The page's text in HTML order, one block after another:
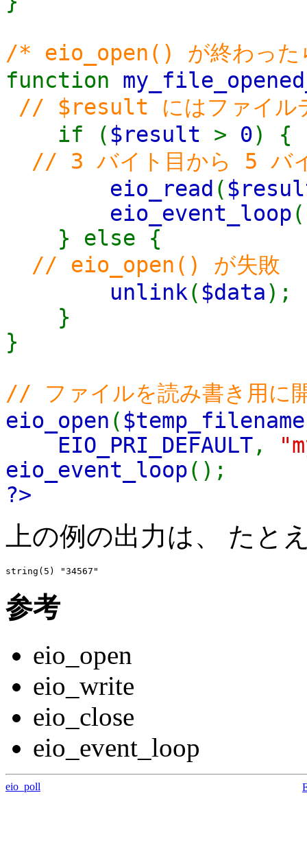
/* eio_open() が終わった
function
// $result にはファイルデ
if ( $result > 0) {
// 3 バイト目から 5 バ
eio_read (
eio_event_loop
} else {
// eio_open() が失敗
unlink( $data);
}
}
// ファイルを読み書き用に
eio_open ( $temp_filename
EIO_PRI_DEFAULT,
eio_event_loop();
?>
上の例の出力は、 たと
参考
eio_open
eio_write
eio_close
eio_event_loop
eio_poll